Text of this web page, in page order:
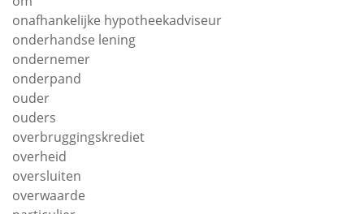
onafhankelijke hypotheekadviseur
onderhandse lening
ondernemer
onderpand
ouder
ouders
overbruggingskrediet
overheid
oversluiten
overwaarde